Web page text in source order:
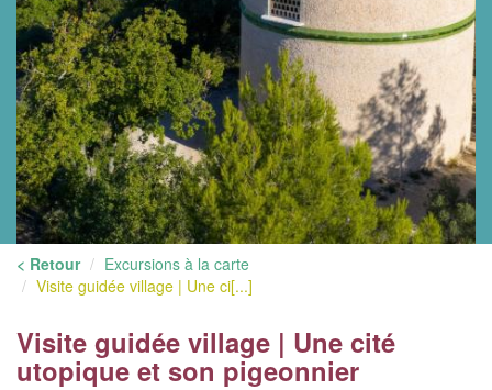
< Retour
Excursions à la carte
Visite guidée village | Une ci[...]
Visite guidée village | Une cité
utopique et son pigeonnier